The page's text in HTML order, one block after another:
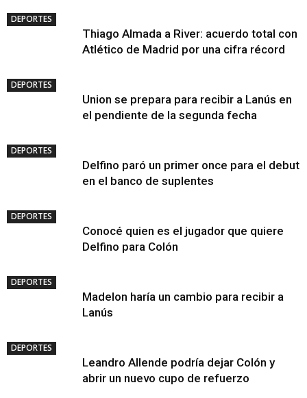
DEPORTES
Thiago Almada a River: acuerdo total con
Atlético de Madrid por una cifra récord
DEPORTES
Union se prepara para recibir a Lanús en
el pendiente de la segunda fecha
DEPORTES
Delfino paró un primer once para el debut
en el banco de suplentes
DEPORTES
Conocé quien es el jugador que quiere
Delfino para Colón
DEPORTES
Madelon haría un cambio para recibir a
Lanús
DEPORTES
Leandro Allende podría dejar Colón y
abrir un nuevo cupo de refuerzo